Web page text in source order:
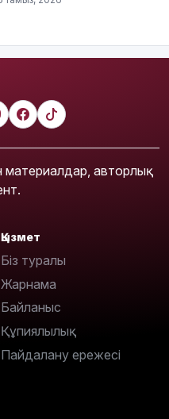
материалдар, авторлық
Қызмет
Біз туралы
Жарнама
Байланыс
Құпиялылық
Пайдалану ережесі